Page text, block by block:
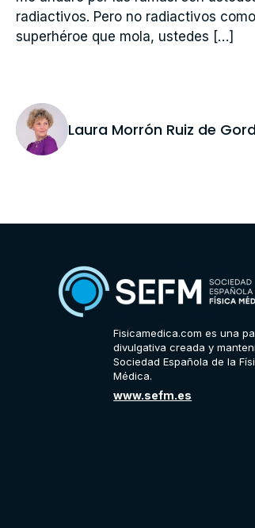
radiactivos. Pero no radiactivos
superhéroe que mola, ustedes […]
Laura Morrón Ruiz de
Fisicamedica.com es una
divulgativa creada y
Sociedad Española de la
Médica.
www.sefm.es